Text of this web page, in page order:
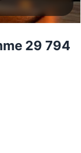
29 794